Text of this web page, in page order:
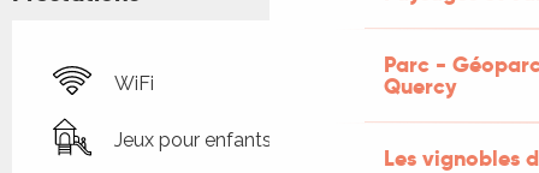
Parc -
Quercy
Les vignobles
WiFi
Jeux pour enfants / Espace jeux